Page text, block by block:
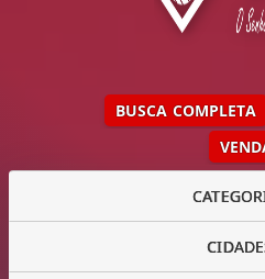
BUSCA COMPLETA